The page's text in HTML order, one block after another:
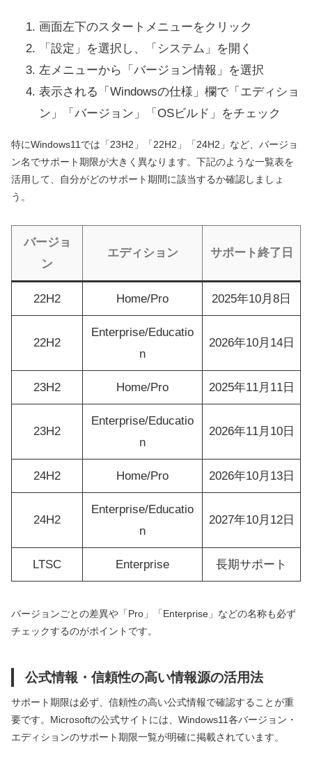
画面左下のスタートメニューをクリック
「設定」を選択し、「システム」を開く
左メニューから「バージョン情報」を選択
表示される「Windowsの仕様」欄で「エディショ
ン」「バージョン」「OSビルド」をチェック
特にWindows11では「23H2」「22H2」「24H2」など、バージョ
ン名でサポート期限が大きく異なります。下記のような一覧表を
活用して、自分がどのサポート期間に該当するか確認しましょ
う。
バージョ
ン
エディション サポート終了日
22H2 Home/Pro 2025年10月8日
22H2
Enterprise/Educatio
n
2026年10月14日
23H2 Home/Pro 2025年11月11日
23H2
Enterprise/Educatio
n
2026年11月10日
24H2 Home/Pro 2026年10月13日
24H2
Enterprise/Educatio
n
2027年10月12日
LTSC Enterprise 長期サポート
バージョンごとの差異や「Pro」「Enterprise」などの名称も必ず
チェックするのがポイントです。
公式情報・信頼性の高い情報源の活用法
サポート期限は必ず、信頼性の高い公式情報で確認することが重
要です。Microsoftの公式サイトには、Windows11各バージョン・
エディションのサポート期限一覧が明確に掲載されています。